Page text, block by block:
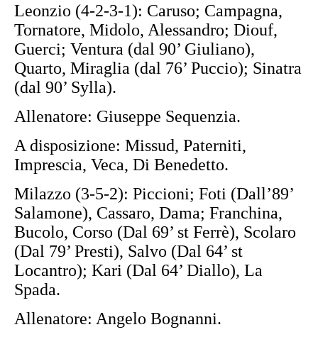
Leonzio (4-2-3-1): Caruso; Campagna,
Tornatore, Midolo, Alessandro; Diouf,
Guerci; Ventura (dal 90’ Giuliano),
Quarto, Miraglia (dal 76’ Puccio); Sinatra
(dal 90’ Sylla).
Allenatore: Giuseppe Sequenzia.
A disposizione: Missud, Paterniti,
Imprescia, Veca, Di Benedetto.
Milazzo (3-5-2): Piccioni; Foti (Dall’89’
Salamone), Cassaro, Dama; Franchina,
Bucolo, Corso (Dal 69’ st Ferrè), Scolaro
(Dal 79’ Presti), Salvo (Dal 64’ st
Locantro); Kari (Dal 64’ Diallo), La
Spada.
Allenatore: Angelo Bognanni.